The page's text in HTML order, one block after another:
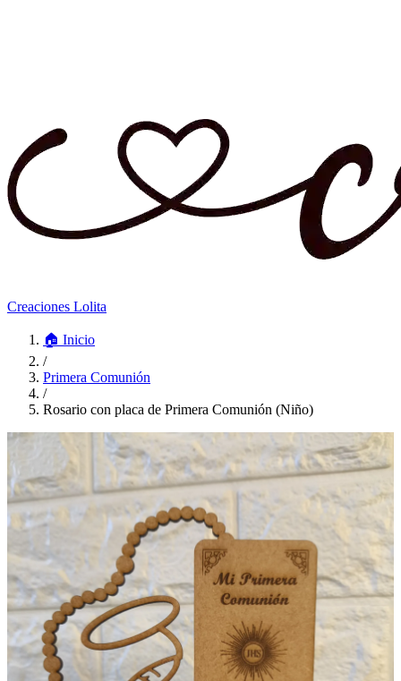
Creaciones Lolita
🏠 Inicio
/
Primera Comunión
/
Rosario con placa de Primera Comunión (Niño)